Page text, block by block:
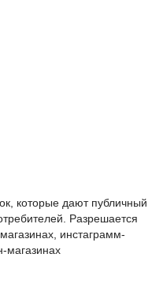
которые дают публичный
Разрешается
инстаграмм-
магазинах